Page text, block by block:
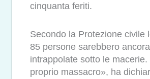
cinquanta feriti.
Secondo la Protezione civile
85 persone sarebbero ancora
intrappolate sotto le
proprio massacro», ha